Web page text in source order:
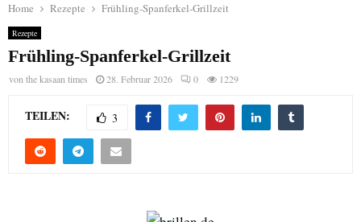
Home Rezepte Frühling-Spanferkel-Grillzeit
Rezepte
Frühling-Spanferkel-Grillzeit
vonthe kasaan times 28. Februar 2026 0 1229
TEILEN: 3